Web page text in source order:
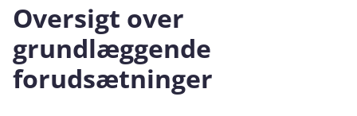
Oversigt over
grundlæggende
forudsætninger